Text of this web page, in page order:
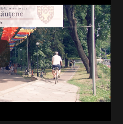
fiind la a II-a
Restaurantul Național și
staful județean al PNL la